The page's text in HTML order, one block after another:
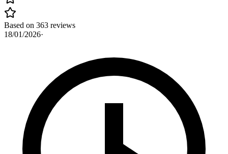
Based on 363 reviews
18/01/2026·